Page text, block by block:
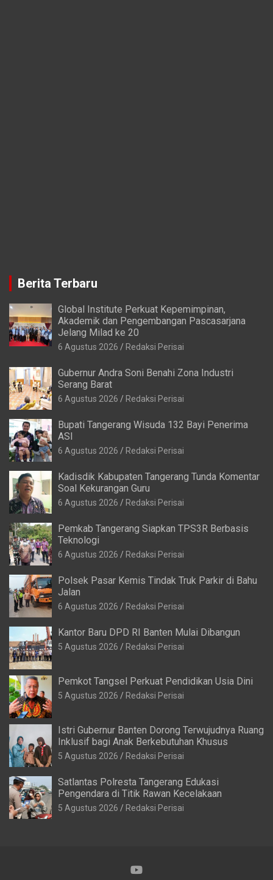
Berita Terbaru
Global Institute Perkuat Kepemimpinan,
Akademik dan Pengembangan Pascasarjana
Jelang Milad ke 20
6 Agustus 2026 Redaksi Perisai
Gubernur Andra Soni Benahi Zona Industri
Serang Barat
6 Agustus 2026 Redaksi Perisai
Bupati Tangerang Wisuda 132 Bayi Penerima
ASI
6 Agustus 2026 Redaksi Perisai
Kadisdik Kabupaten Tangerang Tunda Komentar
Soal Kekurangan Guru
6 Agustus 2026 Redaksi Perisai
Pemkab Tangerang Siapkan TPS3R Berbasis
Teknologi
6 Agustus 2026 Redaksi Perisai
Polsek Pasar Kemis Tindak Truk Parkir di Bahu
Jalan
6 Agustus 2026 Redaksi Perisai
Kantor Baru DPD RI Banten Mulai Dibangun
5 Agustus 2026 Redaksi Perisai
Pemkot Tangsel Perkuat Pendidikan Usia Dini
5 Agustus 2026 Redaksi Perisai
Istri Gubernur Banten Dorong Terwujudnya Ruang
Inklusif bagi Anak Berkebutuhan Khusus
5 Agustus 2026 Redaksi Perisai
Satlantas Polresta Tangerang Edukasi
Pengendara di Titik Rawan Kecelakaan
5 Agustus 2026 Redaksi Perisai